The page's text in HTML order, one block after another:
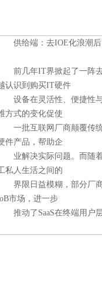
： 去IOE化浪潮
起了一阵去IOE
认识到购买IT硬件
、便捷性与成本
方式的变化促使
商颠覆传统的软
件产品，帮助企
题。而随着IT产
私人生活之间的
，部分厂商也将
市场，进一步
终端用户层面的